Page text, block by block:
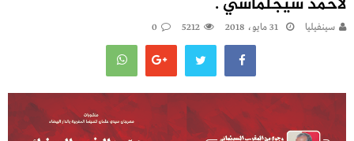
سينفيليا 31 مايو، 2018 5212
0